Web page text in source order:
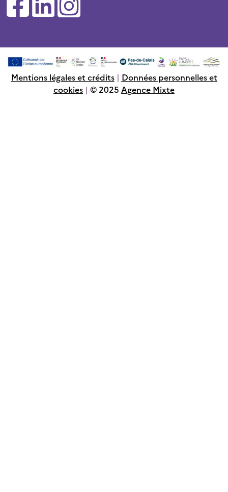
Mentions légales et crédits | Données personnelles et
cookies | © 2025 Agence Mixte